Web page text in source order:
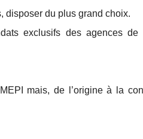
disposer du plus grand choix.
exclusifs des agences de
mais, de l’origine à la